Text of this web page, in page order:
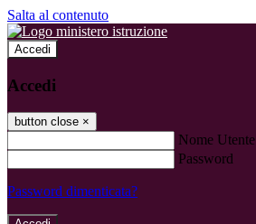
Salta al contenuto
Accedi
Accedi
button close ×
Nome Utente
Password
Password dimenticata?